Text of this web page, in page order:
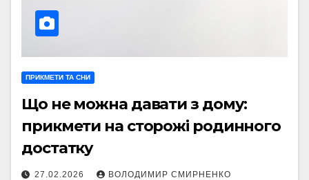
ПРИКМЕТИ ТА СНИ
Що не можна давати з дому:
прикмети на сторожі родинного
достатку
27.02.2026 ВОЛОДИМИР СМИРНЕНКО